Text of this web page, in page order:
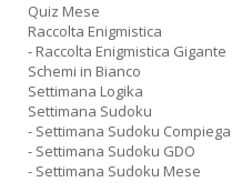
Quiz Mese
Raccolta Enigmistica
- Raccolta Enigmistica Gigante
Schemi in Bianco
Settimana Logika
Settimana Sudoku
- Settimana Sudoku Compiega
- Settimana Sudoku GDO
- Settimana Sudoku Mese